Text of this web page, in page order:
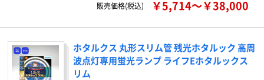
販売価格(税込) ￥5,714～￥38,000
ホタルクス 丸形スリム管 残光ホタルック 高周
波点灯専用蛍光ランプ ライフEホタルックス
リム